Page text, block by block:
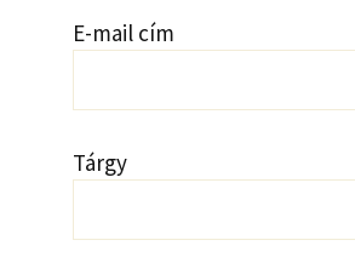
E-mail cím
Tárgy